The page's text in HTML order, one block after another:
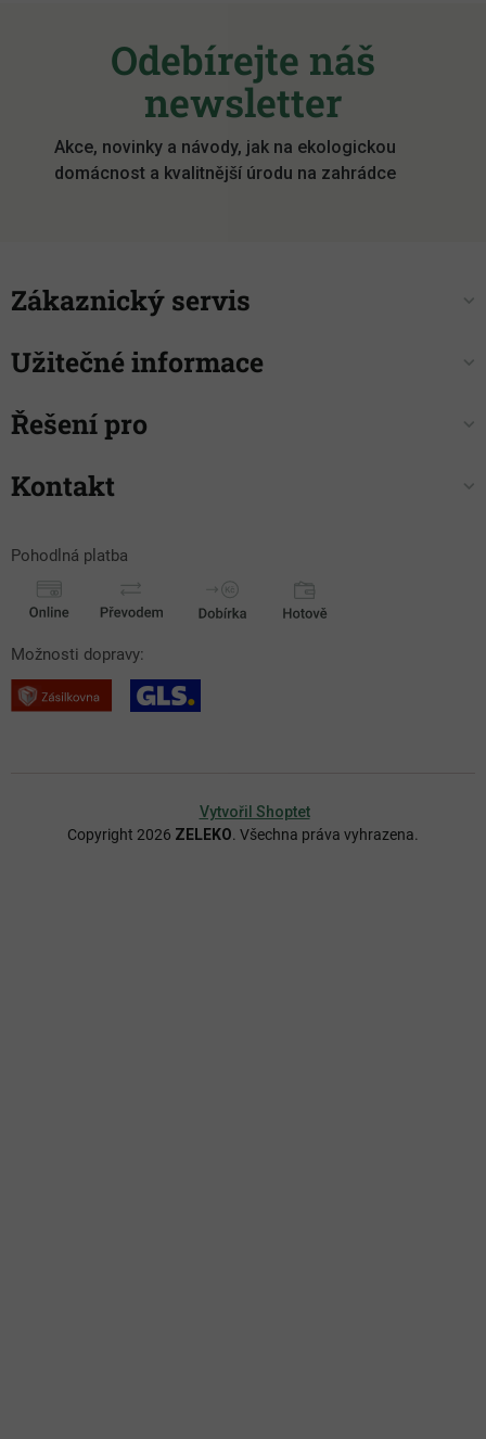
Odebírejte náš
newsletter
Akce, novinky a návody, jak na ekologickou
domácnost a kvalitnější úrodu na zahrádce
Zákaznický servis
Užitečné informace
Řešení pro
Kontakt
Pohodlná platba
Možnosti dopravy:
Vytvořil Shoptet
Copyright 2026 ZELEKO. Všechna práva vyhrazena.